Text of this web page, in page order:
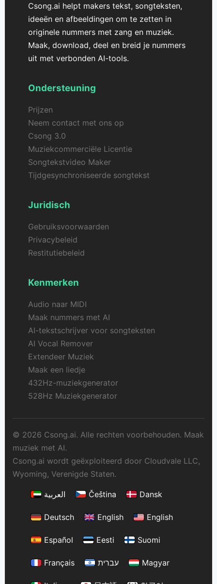
Csong.ai helpt makers tekst, songteksten,
ideeën en afbeeldingen om te zetten in
originele nummers met zang en muziek.
Maak, download, deel en breid je nummers
uit met verbonden AI-tools.
Ondersteuning
Prijzen
Neem contact met ons op
Csong 3.0
Muziekcommerciële Licentie
Songtekstvideo Maker
Tijdgesynchroniseerde songtekst
Juridisch
Gebruiksvoorwaarden
Privacybeleid
Restitutiebeleid
Kenmerken
Audio naar MIDI
Maak nummers met AI
AI-tekstschrijver voor songteksten
AI Vocal Remover
Extendeer Muziek
Maak een liedje
432Hz-muziekgenerator
528Hz Muziekgenerator
© 2026 Csong.ai. Alle rechten voorbehouden. Maak
muziek met AI.
Csong.ai wordt geëxploiteerd door Cloudvale LLC,
Wyoming, Verenigde Staten.
العربية Čeština Dansk
Deutsch English English
Español Eesti Suomi
Français עברית Magyar